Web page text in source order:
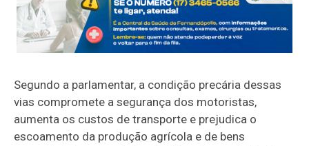
Segundo a parlamentar, a condição precária dessas
vias compromete a segurança dos motoristas,
aumenta os custos de transporte e prejudica o
escoamento da produção agrícola e de bens